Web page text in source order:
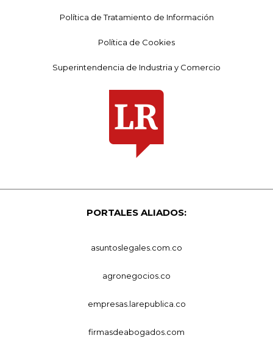
Política de Tratamiento de Información
Política de Cookies
Superintendencia de Industria y Comercio
PORTALES ALIADOS:
asuntoslegales.com.co
agronegocios.co
empresas.larepublica.co
firmasdeabogados.com